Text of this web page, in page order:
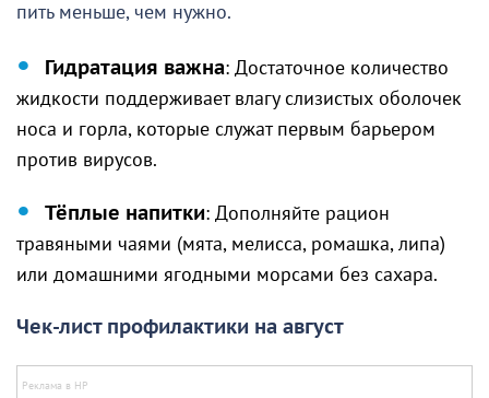
пить меньше, чем нужно.
Гидратация важна: Достаточное количество
жидкости поддерживает влагу слизистых оболочек
носа и горла, которые служат первым барьером
против вирусов.
Тёплые напитки: Дополняйте рацион
травяными чаями (мята, мелисса, ромашка, липа)
или домашними ягодными морсами без сахара.
Чек-лист профилактики на август